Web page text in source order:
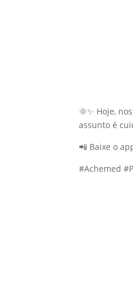
🌞✨ Hoje,
assunto é
📲 Baixe o
#Achemed